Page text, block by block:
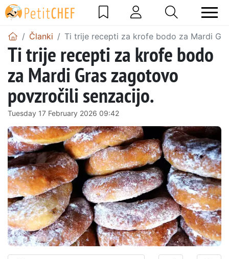
Članki Ti trije recepti za krofe bodo za Mardi
Ti trije recepti za krofe bodo
za Mardi Gras zagotovo
povzročili senzacijo.
Tuesday 17 February 2026 09:42